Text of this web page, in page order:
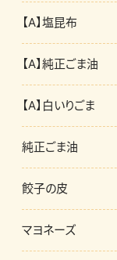
【A】塩昆布
【A】純正ごま油
【A】白いりごま
純正ごま油
餃子の皮
マヨネーズ